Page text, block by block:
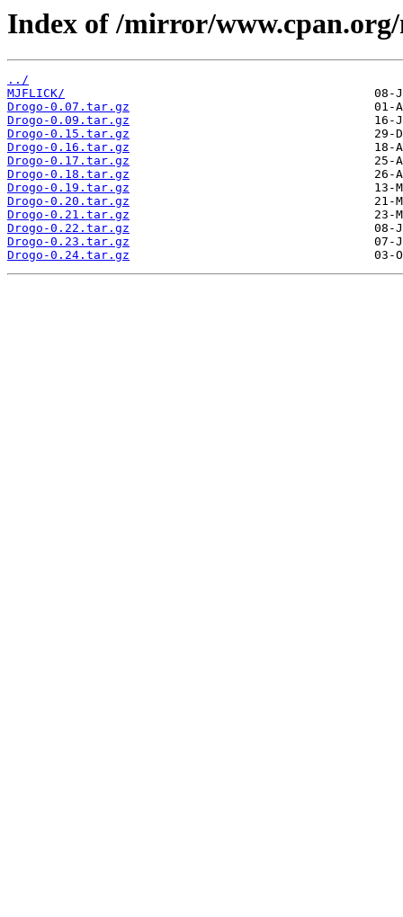
Index of /mirror/
../
MJFLICK/
Drogo-0.07.tar.gz
Drogo-0.09.tar.gz
Drogo-0.15.tar.gz
Drogo-0.16.tar.gz
Drogo-0.17.tar.gz
Drogo-0.18.tar.gz
Drogo-0.19.tar.gz
Drogo-0.20.tar.gz
Drogo-0.21.tar.gz
Drogo-0.22.tar.gz
Drogo-0.23.tar.gz
Drogo-0.24.tar.gz